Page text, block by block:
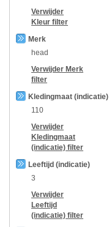
Verwijder
Kleur filter
Merk
head
Verwijder Merk
filter
Kledingmaat (indicatie)
110
Verwijder
Kledingmaat
(indicatie) filter
Leeftijd (indicatie)
3
Verwijder
Leeftijd
(indicatie) filter